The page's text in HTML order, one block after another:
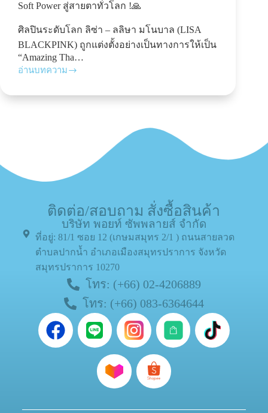
Soft Power สู่สายตาทั่วโลก !🙏
ศิลปินระดับโลก ลิซ่า – ลลิษา มโนบาล (LISA
BLACKPINK) ถูกแต่งตั้งอย่างเป็นทางการให้เป็น
“Amazing Tha…
อ่านบทความ
ติดต่อ/สอบถาม สั่งซื้อสินค้า
บริษัท พอยท์ ซัพพลายส์ จำกัด
ที่อยู่: 81/1 ซอย 12 (เกษมสมุทร 2/1 ) ถนนสายลวด
ตำบลปากน้ำ อำเภอเมืองสมุทรปราการ จังหวัด
สมุทรปราการ 10270
โทร: (+66) 02-4206889
โทร: (+66) 083-6364644